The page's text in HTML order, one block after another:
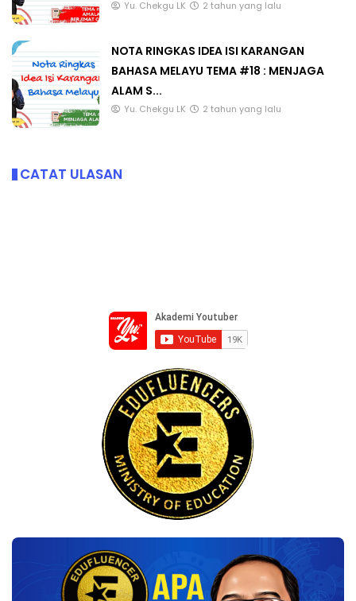
Yu. Chekgu LK 2 tahun yang lalu
NOTA RINGKAS IDEA ISI KARANGAN
BAHASA MELAYU TEMA #18 : MENJAGA
ALAM S...
Yu. Chekgu LK 2 tahun yang lalu
CATAT ULASAN